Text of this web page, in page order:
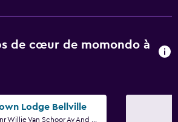
de cœur de momondo à
Lodge Bellville